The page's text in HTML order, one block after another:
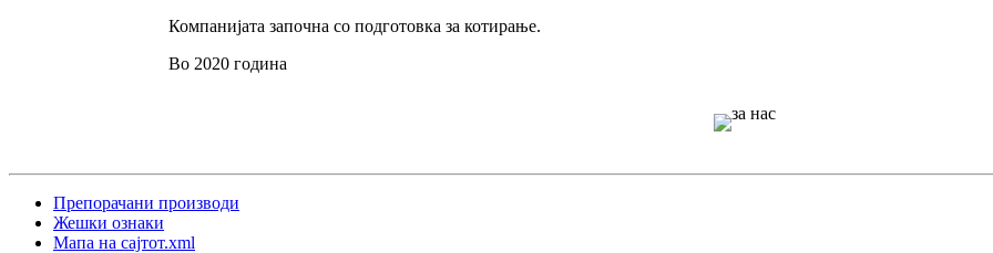
Компанијата започна со подготовка за котирање.
Во 2020 година
Препорачани производи
Жешки ознаки
Мапа на сајтот.xml